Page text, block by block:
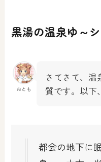
黒湯の温泉ゆ～
おとも
さてさて、温
質です。以下
都会の地下に